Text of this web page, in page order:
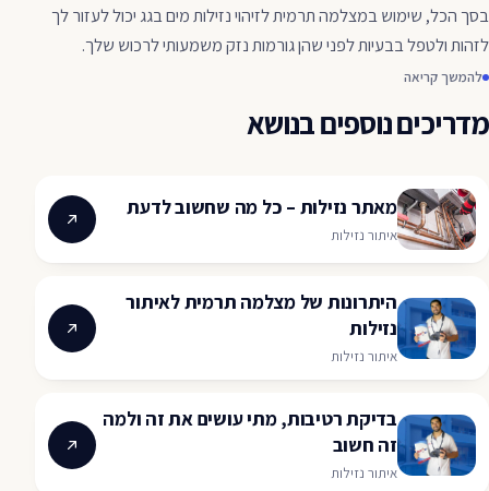
בסך הכל, שימוש במצלמה תרמית לזיהוי נזילות מים בגג יכול לעזור לך
לזהות ולטפל בבעיות לפני שהן גורמות נזק משמעותי לרכוש שלך.
להמשך קריאה
מדריכים נוספים בנושא
מאתר נזילות – כל מה שחשוב לדעת
איתור נזילות
היתרונות של מצלמה תרמית לאיתור
נזילות
איתור נזילות
בדיקת רטיבות, מתי עושים את זה ולמה
זה חשוב
איתור נזילות